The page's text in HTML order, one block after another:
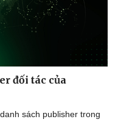
đối tác của
sách publisher trong